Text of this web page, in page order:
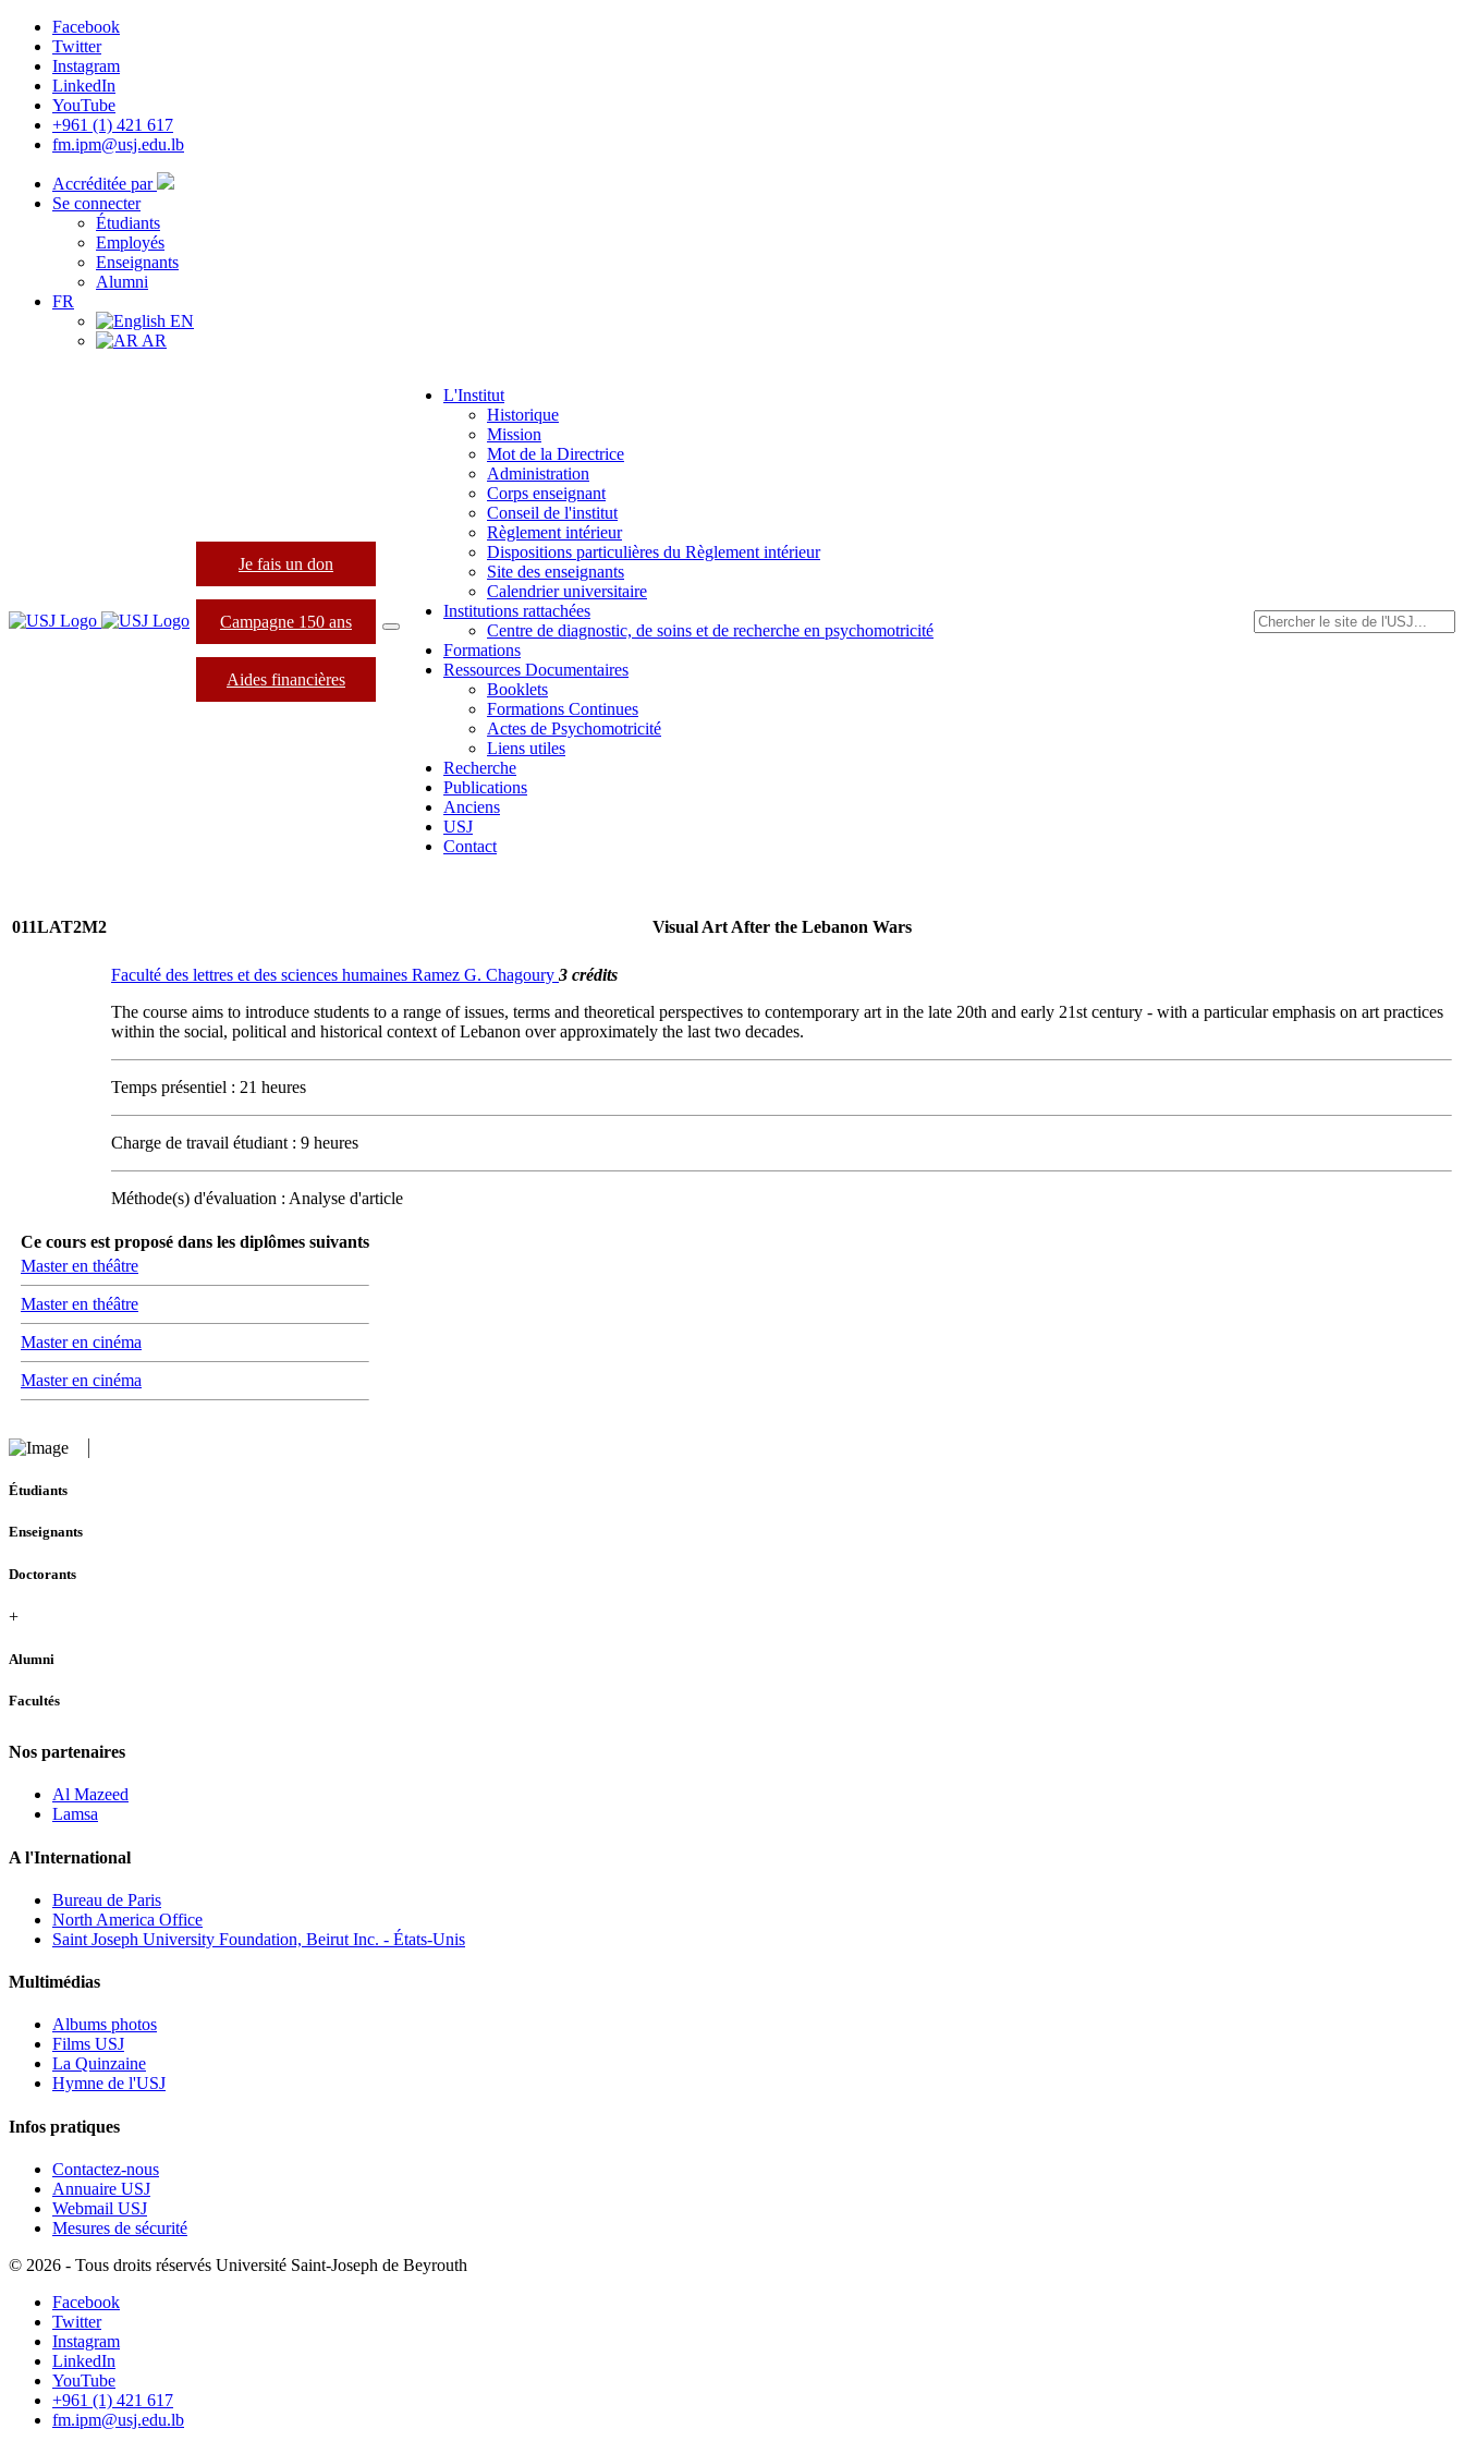
Facebook
Twitter
Instagram
LinkedIn
YouTube
+961 (1) 421 617
fm.ipm@usj.edu.lb
Accréditée par
Se connecter
Étudiants
Employés
Enseignants
Alumni
FR
EN
AR
Je fais un don
Campagne 150 ans
Aides financières
L'Institut
Historique
Mission
Mot de la Directrice
Administration
Corps enseignant
Conseil de l'institut
Règlement intérieur
Dispositions particulières du Règlement intérieur
Site des enseignants
Calendrier universitaire
Institutions rattachées
Centre de diagnostic, de soins et de recherche en psychomotricité
Formations
Ressources Documentaires
Booklets
Formations Continues
Actes de Psychomotricité
Liens utiles
Recherche
Publications
Anciens
USJ
Contact
011LAT2M2 Visual Art After the Lebanon Wars
Faculté des lettres et des sciences humaines Ramez G. Chagoury 3 crédits
The course aims to introduce students to a range of issues, terms and theoretical perspectives to contemporary art in the late 20th and early 21st century - with a particular emphasis on art practices
within the social, political and historical context of Lebanon over approximately the last two decades.
Temps présentiel : 21 heures
Charge de travail étudiant : 9 heures
Méthode(s) d'évaluation : Analyse d'article
Ce cours est proposé dans les diplômes suivants
Master en théâtre
Master en théâtre
Master en cinéma
Master en cinéma
Étudiants
Enseignants
Doctorants
+
Alumni
Facultés
Nos partenaires
Al Mazeed
Lamsa
A l'International
Bureau de Paris
North America Office
Saint Joseph University Foundation, Beirut Inc. - États-Unis
Multimédias
Albums photos
Films USJ
La Quinzaine
Hymne de l'USJ
Infos pratiques
Contactez-nous
Annuaire USJ
Webmail USJ
Mesures de sécurité
© 2026 - Tous droits réservés Université Saint-Joseph de Beyrouth
Facebook
Twitter
Instagram
LinkedIn
YouTube
+961 (1) 421 617
fm.ipm@usj.edu.lb